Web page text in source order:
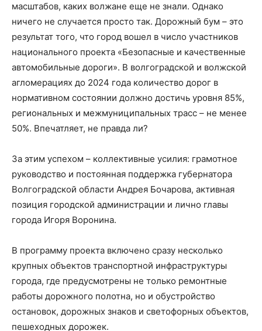
масштабов, каких волжане еще не знали. Однако
ничего не случается просто так. Дорожный бум – это
результат того, что город вошел в число участников
национального проекта «Безопасные и качественные
автомобильные дороги». В волгоградской и волжской
агломерациях до 2024 года количество дорог в
нормативном состоянии должно достичь уровня 85%,
региональных и межмуниципальных трасс – не менее
50%. Впечатляет, не правда ли?
За этим успехом – коллективные усилия: грамотное
руководство и постоянная поддержка губернатора
Волгоградской области Андрея Бочарова, активная
позиция городской администрации и лично главы
города Игоря Воронина.
В программу проекта включено сразу несколько
крупных объектов транспортной инфраструктуры
города, где предусмотрены не только ремонтные
работы дорожного полотна, но и обустройство
остановок, дорожных знаков и светофорных объектов,
пешеходных дорожек.